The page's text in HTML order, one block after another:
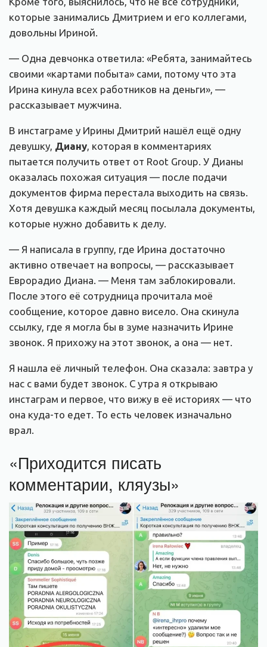
которые занимались Дмитрием и его коллегами,
довольны Ириной.
— Одна девчонка ответила: «Ребята, занимайтесь
своими «картами побыта» сами, потому что эта
Ирина кинула всех работников на деньги», —
рассказывает мужчина.
В инстаграме у Ирины Дмитрий нашёл ещё одну
девушку, Диану, которая в комментариях
пытается получить ответ от Root Group. У Дианы
оказалась похожая ситуация — после подачи
документов фирма перестала выходить на связь.
Хотя девушка каждый месяц посылала документы,
которые нужно добавить к делу.
— Я написала в группу, где Ирина достаточно
активно отвечает на вопросы, — рассказывает
Еврорадио Диана. — Меня там заблокировали.
После этого её сотрудница прочитала моё
сообщение, которое давно висело. Она скинула
ссылку, где я могла бы в зуме назначить Ирине
звонок. Я прихожу на этот звонок, а она — нет.
Я нашла её личный телефон. Она сказала: завтра у
нас с вами будет звонок. С утра я открываю
инстаграм и первое, что вижу в её историях — что
она куда-то едет. То есть человек изначально
врал.
«Приходится писать
комментарии, кляузы»